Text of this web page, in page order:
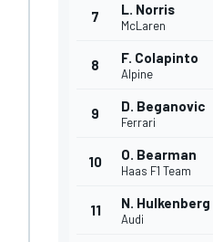
7 L. Norris
McLaren
8 F. Colapinto
Alpine
9 D. Beganovic
Ferrari
10 O. Bearman
Haas F1 Team
11 N. Hulkenberg
Audi